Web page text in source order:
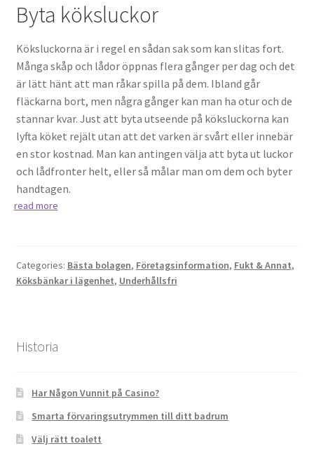
Byta köksluckor
Köksluckorna är i regel en sådan sak som kan slitas fort.
Många skåp och lådor öppnas flera gånger per dag och det
är lätt hänt att man råkar spilla på dem. Ibland går
fläckarna bort, men några gånger kan man ha otur och de
stannar kvar. Just att byta utseende på köksluckorna kan
lyfta köket rejält utan att det varken är svårt eller innebär
en stor kostnad. Man kan antingen välja att byta ut luckor
och lådfronter helt, eller så målar man om dem och byter
handtagen.
read more
Categories: Bästa bolagen, Företagsinformation, Fukt & Annat,
Köksbänkar i lägenhet, Underhållsfri
Historia
Har Någon Vunnit på Casino?
Smarta förvaringsutrymmen till ditt badrum
Välj rätt toalett